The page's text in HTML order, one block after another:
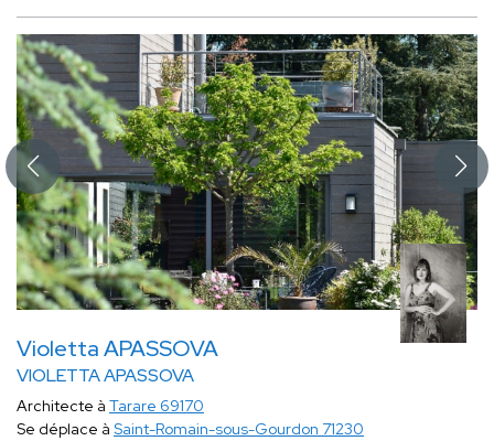
Violetta APASSOVA
VIOLETTA APASSOVA
Architecte à Tarare 69170
Se déplace à Saint-Romain-sous-Gourdon 71230